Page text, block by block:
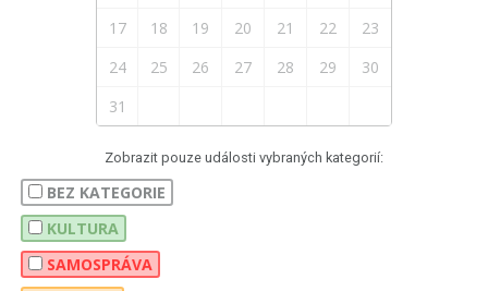
17
18 19 20 21 22
23
24
25 26 27 28 29
30
31
Zobrazit pouze události vybraných kategorií:
BEZ KATEGORIE
KULTURA
SAMOSPRÁVA